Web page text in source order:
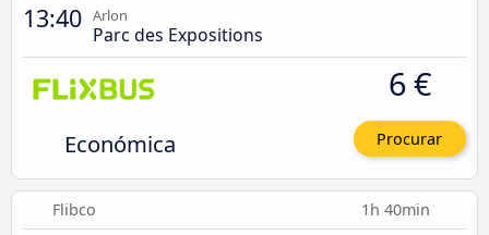
13:40 Arlon
Parc des Expositions
Económica
6 €
Procurar
Flibco 1h 40min